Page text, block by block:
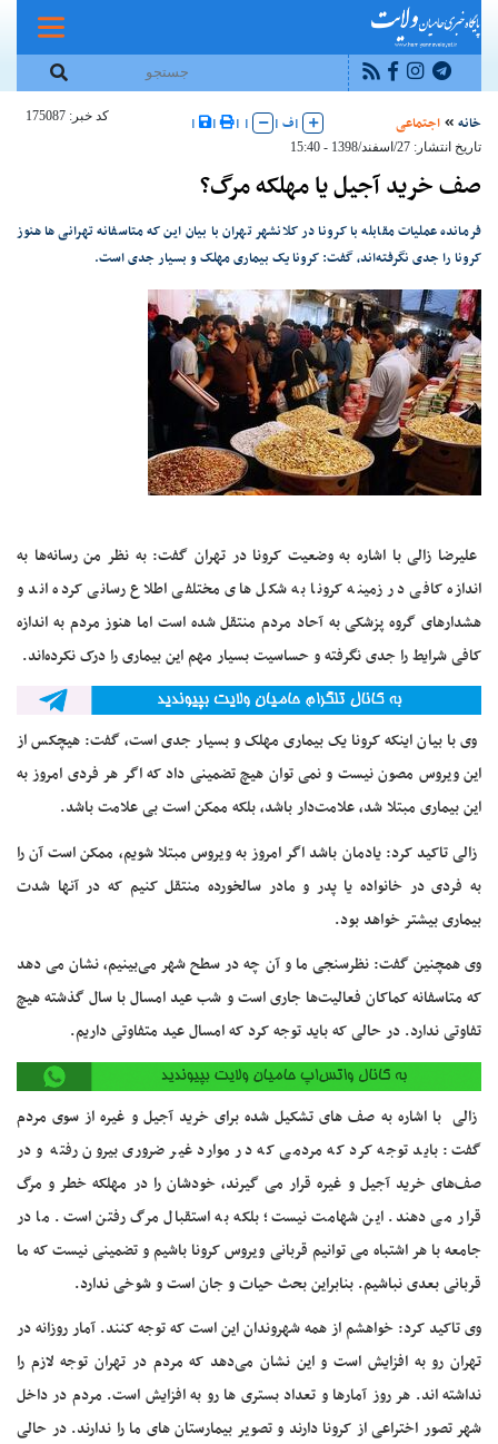
خانه اجتماعی |ف |
|
|
|
|
کد خبر: 175087
تاریخ انتشار: 27/اسفند/1398 - 15:40
صف خرید آجیل یا مهلکه مرگ؟
فرمانده عملیات مقابله با کرونا در کلانشهر تهران با بیان این که متاسفانه تهرانی ها هنوز
کرونا را جدی نگرفته‌اند، گفت: کرونا یک بیماری مهلک و بسیار جدی است.
علیرضا زالی با اشاره به وضعیت کرونا در تهران گفت: به نظر من رسانه‌ها به
اندازه کافی در زمینه کرونا به شکل های مختلفی اطلاع رسانی کرده اند و
هشدارهای گروه پزشکی به آحاد مردم منتقل شده است اما هنوز مردم به اندازه
کافی شرایط را جدی نگرفته و حساسیت بسیار مهم این بیماری را درک نکرده‌اند.
وی با بیان اینکه کرونا یک بیماری مهلک و بسیار جدی است، گفت: هیچکس از
این ویروس مصون نیست و نمی توان هیچ تضمینی داد که اگر هر فردی امروز به
این بیماری مبتلا شد، علامت‌دار باشد، بلکه ممکن است بی علامت باشد.
زالی تاکید کرد: یادمان باشد اگر امروز به ویروس مبتلا شویم، ممکن است آن را
به فردی در خانواده یا پدر و مادر سالخورده منتقل کنیم که در آنها شدت
بیماری بیشتر خواهد بود.
وی همچنین گفت: نظرسنجی ما و آن چه در سطح شهر می‌بینیم، نشان می دهد
که متاسفانه کماکان فعالیت‌ها جاری است و شب عید امسال با سال گذشته هیچ
تفاوتی ندارد. در حالی که باید توجه کرد که امسال عید متفاوتی داریم.
زالی با اشاره به صف های تشکیل شده برای خرید آجیل و غیره از سوی مردم
گفت: باید توجه کرد که مردمی که در موارد غیر ضروری بیرون رفته و در
صف‌های خرید آجیل و غیره قرار می گیرند، خودشان را در مهلکه خطر و مرگ
قرار می دهند. این شهامت نیست؛ بلکه به استقبال مرگ رفتن است. ما در
جامعه با هر اشتباه می توانیم قربانی ویروس کرونا باشیم و تضمینی نیست که ما
قربانی بعدی نباشیم. بنابراین بحث حیات و جان است و شوخی ندارد.
وی تاکید کرد: خواهشم از همه شهروندان این است که توجه کنند. آمار روزانه در
تهران رو به افزایش است و این نشان می‌دهد که مردم در تهران توجه لازم را
نداشته اند. هر روز آمارها و تعداد بستری ها رو به افزایش است. مردم در داخل
شهر تصور اختراعی از کرونا دارند و تصویر بیمارستان های ما را ندارند. در حالی